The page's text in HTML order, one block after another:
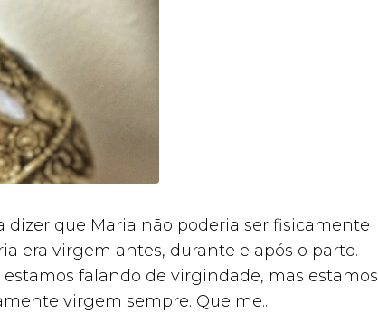
dizer que Maria não poderia ser fisicamente
era virgem antes, durante e após o parto.
falando de virgindade, mas estamos
virgem sempre. Que me...